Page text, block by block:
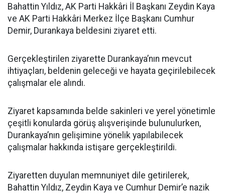
Bahattin Yıldız, AK Parti Hakkâri İl Başkanı Zeydin Kaya
ve AK Parti Hakkâri Merkez İlçe Başkanı Cumhur
Demir, Durankaya beldesini ziyaret etti.
Gerçekleştirilen ziyarette Durankaya’nın mevcut
ihtiyaçları, beldenin geleceği ve hayata geçirilebilecek
çalışmalar ele alındı.
Ziyaret kapsamında belde sakinleri ve yerel yönetimle
çeşitli konularda görüş alışverişinde bulunulurken,
Durankaya’nın gelişimine yönelik yapılabilecek
çalışmalar hakkında istişare gerçekleştirildi.
Ziyaretten duyulan memnuniyet dile getirilerek,
Bahattin Yıldız, Zeydin Kaya ve Cumhur Demir’e nazik